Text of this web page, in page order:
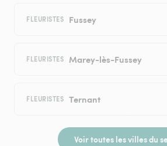
FLEURISTES Fussey
FLEURISTES Marey-lès-Fussey
FLEURISTES Ternant
Voir toutes les villes du